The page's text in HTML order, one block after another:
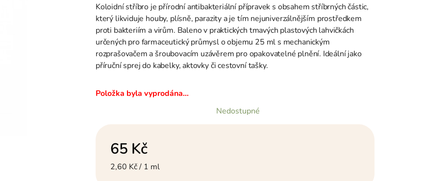
5,0
z
5
hvězdiček.
Koloidní stříbro je přírodní antibakteriální přípravek s obsahem stříbrných částic,
který likviduje houby, plísně, parazity a je tím nejuniverzálnějším prostředkem
proti bakteriím a virům. Baleno v praktických tmavých plastových lahvičkách
určených pro farmaceutický průmysl o objemu 25 ml s mechanickým
rozprašovačem a šroubovacím uzávěrem pro opakovatelné plnění. Ideální jako
příruční sprej do kabelky, aktovky či cestovní tašky.
Položka byla vyprodána…
Nedostupné
65 Kč
Měrná cena:
2,60 Kč / 1 ml